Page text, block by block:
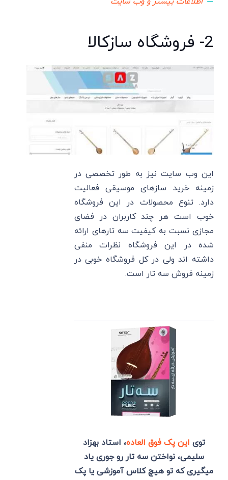
2- فروشگاه سازکالا
این وب سایت نیز به طور تخصصی در
زمینه خرید سازهای موسیقی فعالیت
دارد. تنوع محصولات در این فروشگاه
خوب است هر چند کاربران در فضای
مجازی نسبت به کیفیت سه تارهای ارائه
شده در این فروشگاه نظرات منفی
داشته اند ولی در کل فروشگاه خوبی در
زمینه فروش سه تار است.
توی این پک فوق العاده، استاد بهزاد
سلیمی، نواختن سه تار رو جوری یاد
میگیری که تو هیچ کلاس آموزشی یا پک